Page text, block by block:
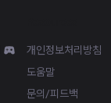
개인정보처리방침
도움말
문의/피드백